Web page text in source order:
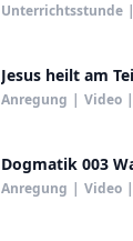
Unterrichtsstunde |
Jesus heilt am
Anregung | Video |
Dogmatik 003
Anregung | Video |